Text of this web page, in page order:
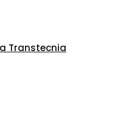
Transtecnia